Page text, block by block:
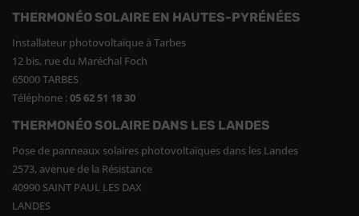
THERMONÉO SOLAIRE EN HAUTES-PYRÉNÉES
Installateur photovoltaïque à Tarbes
12 bis, rue du Maréchal Foch
65000 TARBES
Téléphone :05 62 51 18 30
THERMONÉO SOLAIRE DANS LES LANDES
Pose de panneaux solaires photovoltaïques dans les Landes
2573, avenue de la Résistance
40990 SAINT PAUL LES DAX
LANDES